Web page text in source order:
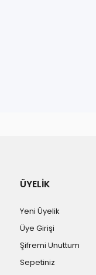
ÜYELİK
Yeni Üyelik
Üye Girişi
Şifremi Unuttum
Sepetiniz